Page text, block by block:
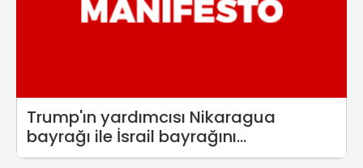
Trump'ın yardımcısı Nikaragua
bayrağı ile İsrail bayrağını
karıştırınca...